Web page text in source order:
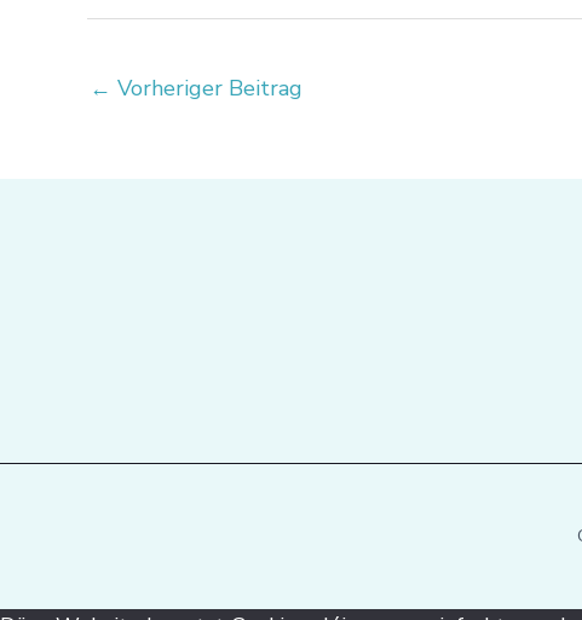
← Vorheriger Beitrag